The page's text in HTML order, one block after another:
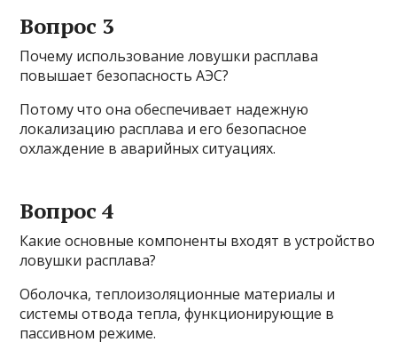
Вопрос 3
Почему использование ловушки расплава
повышает безопасность АЭС?
Потому что она обеспечивает надежную
локализацию расплава и его безопасное
охлаждение в аварийных ситуациях.
Вопрос 4
Какие основные компоненты входят в устройство
ловушки расплава?
Оболочка, теплоизоляционные материалы и
системы отвода тепла, функционирующие в
пассивном режиме.